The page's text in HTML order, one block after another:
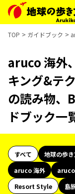
TOP ガイドブック
aruco 海外
キング&テ
の読み物、
ドブック一
すべて 地球の歩
aruco 海外
Resort Style
島